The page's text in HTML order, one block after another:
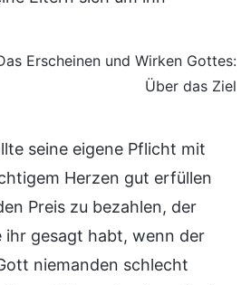
Erscheinen und Wirken Gottes:
Über das Ziel
seine eigene Pflicht mit
Herzen gut erfüllen
Preis zu bezahlen, der
ihr gesagt habt, wenn der
niemanden schlecht